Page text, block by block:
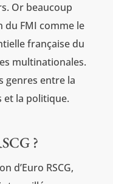
Or beaucoup
du FMI comme le
française du
multinationales.
genres entre la
et la politique.
?
d’Euro RSCG,